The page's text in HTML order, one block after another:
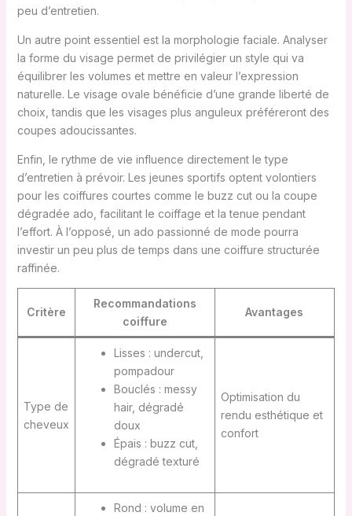
peu d’entretien.
Un autre point essentiel est la morphologie faciale. Analyser
la forme du visage permet de privilégier un style qui va
équilibrer les volumes et mettre en valeur l’expression
naturelle. Le visage ovale bénéficie d’une grande liberté de
choix, tandis que les visages plus anguleux préféreront des
coupes adoucissantes.
Enfin, le rythme de vie influence directement le type
d’entretien à prévoir. Les jeunes sportifs optent volontiers
pour les coiffures courtes comme le buzz cut ou la coupe
dégradée ado, facilitant le coiffage et la tenue pendant
l’effort. À l’opposé, un ado passionné de mode pourra
investir un peu plus de temps dans une coiffure structurée
raffinée.
Critère
Recommandations
coiffure
Avantages
Type de
cheveux
Lisses : undercut,
pompadour
Bouclés : messy
hair, dégradé
doux
Épais : buzz cut,
dégradé texturé
Optimisation du
rendu esthétique et
confort
Rond : volume en